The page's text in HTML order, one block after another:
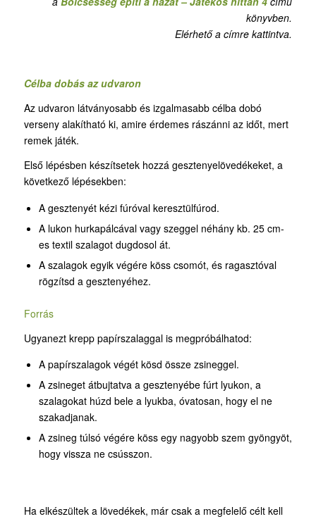
könyvben.
Elérhető a címre kattintva.
Célba dobás az udvaron
Az udvaron látványosabb és izgalmasabb célba dobó
verseny alakítható ki, amire érdemes rászánni az időt, mert
remek játék.
Első lépésben készítsetek hozzá gesztenyelövedékeket, a
következő lépésekben:
A gesztenyét kézi fúróval keresztülfúrod.
A lukon hurkapálcával vagy szeggel néhány kb. 25 cm-
es textil szalagot dugdosol át.
A szalagok egyik végére köss csomót, és ragasztóval
rögzítsd a gesztenyéhez.
Forrás
Ugyanezt krepp papírszalaggal is megpróbálhatod:
A papírszalagok végét kösd össze zsineggel.
A zsineget átbujtatva a gesztenyébe fúrt lyukon, a
szalagokat húzd bele a lyukba, óvatosan, hogy el ne
szakadjanak.
A zsineg túlsó végére köss egy nagyobb szem gyöngyöt,
hogy vissza ne csússzon.
Ha elkészültek a lövedékek, már csak a megfelelő célt kell